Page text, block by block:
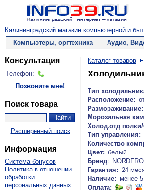
Калининградский магазин компьютерной и
Компьютеры, оргтехника
Аудио,
Консультация
Телефон:
Позвоните мне!
Поиск товара
Расширенный поиск
Информация
Система бонусов
Политика в отношении
обработки
персональных данных
Каталог товаров
Тип
Расположение:
Размораживание:
Морозильная
Холод.отд
Тип управления:
Количество
Цвет: белый
Бренд:
Гарантия: 24
Наличие: менее
Оплата: